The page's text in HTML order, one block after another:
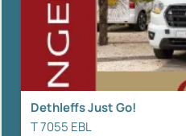
Dethleffs Just Go!
T 7055 EBL